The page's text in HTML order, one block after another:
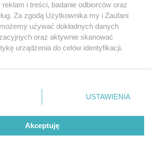
a 10.10.2016
przykłady widzę i słyszę w
i pikietach internacjonałów i
napisał/a 17.03.2017
To nie bojówki lewicowe tylko
i treści, badanie odbiorców oraz
Za zgodą Użytkownika my i Zaufani
używać dokładnych danych
oraz aktywnie skanować
urządzenia do celów identyfikacji.
klikając przycisk ustawień prywatności
lewym dolnym rogu strony
. Niektóre
ale masz prawo sprzeciwić się takiemu
będą miały zastosowania tylko
USTAWIENIA
Akceptuję